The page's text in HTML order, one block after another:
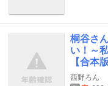
桐谷さ
い！～
【合本版
西野ろん